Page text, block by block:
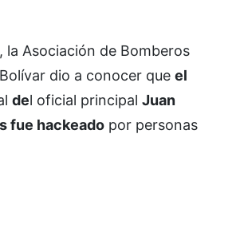
la Asociación de Bomberos
dio a conocer que el
del oficial principal Juan
fue hackeado por personas